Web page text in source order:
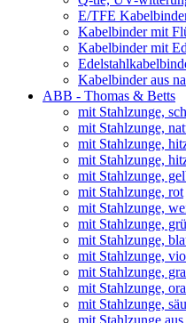
E/TFE
Kabelbinder mit
Kabelbinder mit
Kabelbinder aus
ABB - Thomas & Betts
mit Stahlzunge,
mit Stahlzunge,
mit Stahlzunge,
mit Stahlzunge,
mit Stahlzunge,
mit Stahlzunge, rot
mit Stahlzunge,
mit Stahlzunge,
mit Stahlzunge,
mit Stahlzunge,
mit Stahlzunge,
mit Stahlzunge,
mit Stahlzunge,
mit Stahlzunge